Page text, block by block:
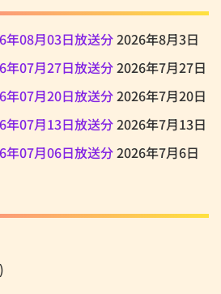
年08月03日放送分2026年8月3日
年07月27日放送分2026年7月27日
年07月20日放送分2026年7月20日
年07月13日放送分2026年7月13日
年07月06日放送分2026年7月6日